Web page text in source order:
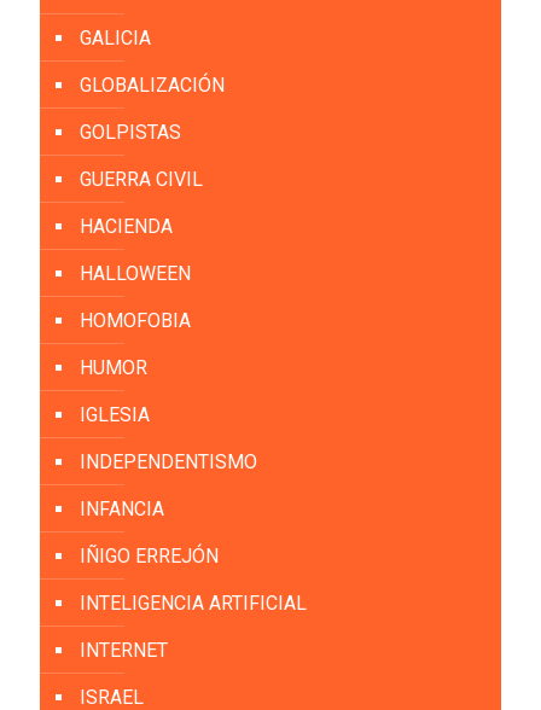
GALICIA
GLOBALIZACIÓN
GOLPISTAS
GUERRA CIVIL
HACIENDA
HALLOWEEN
HOMOFOBIA
HUMOR
IGLESIA
INDEPENDENTISMO
INFANCIA
IÑIGO ERREJÓN
INTELIGENCIA ARTIFICIAL
INTERNET
ISRAEL